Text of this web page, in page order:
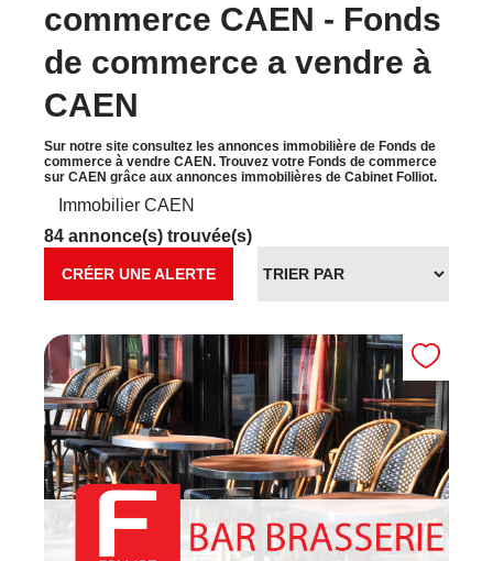
commerce CAEN - Fonds
de commerce a vendre à
CAEN
Sur notre site consultez les annonces immobilière de Fonds de
commerce à vendre CAEN. Trouvez votre Fonds de commerce
sur CAEN grâce aux annonces immobilières de Cabinet Folliot.
Immobilier CAEN
84 annonce(s) trouvée(s)
CRÉER UNE ALERTE